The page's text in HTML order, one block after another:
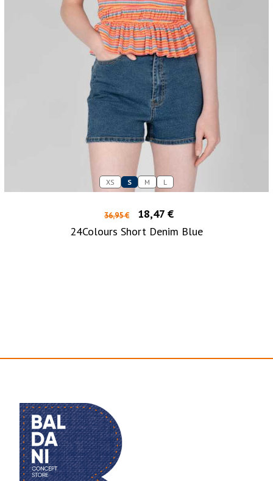
XS S M L
36,95 €
18,47 €
24Colours Short Denim Blue